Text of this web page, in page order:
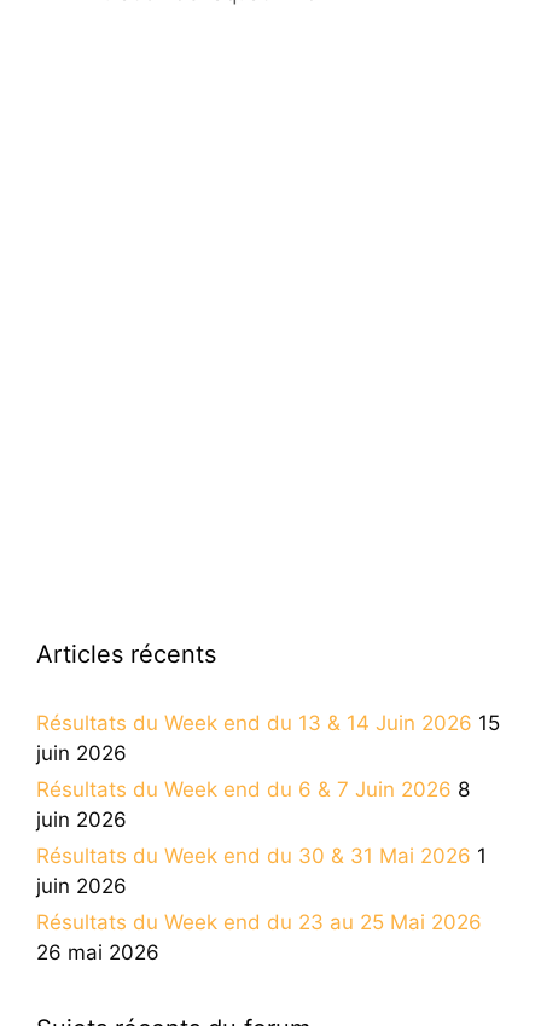
Articles récents
Résultats du Week end du 13 & 14 Juin 2026 15
juin 2026
Résultats du Week end du 6 & 7 Juin 2026 8
juin 2026
Résultats du Week end du 30 & 31 Mai 2026 1
juin 2026
Résultats du Week end du 23 au 25 Mai 2026
26 mai 2026